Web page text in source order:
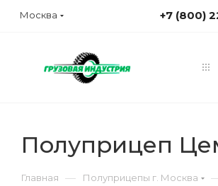
Москва +7 (800)
Полуприцеп
Главная — Полуприцепы г. Москва